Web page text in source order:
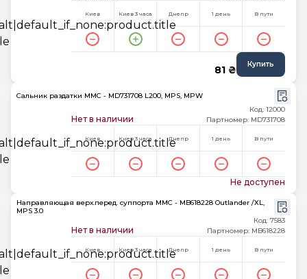
Киев Киев 3 часа Днепр 1 день В пути
81 ₴ Купить
Сальник раздатки MMC - MD731708 L200, MPS, MPW
Нет в наличии
Код: 12000
Партномер: MD731708
Киев Киев 3 часа Днепр 1 день В пути
Не доступен
Направляющая верх.перед. суппорта MMC - MB618228 Outlander /XL,
MPS 3.0
Нет в наличии
Код: 7583
Партномер: MB618228
Киев Киев 3 часа Днепр 1 день В пути